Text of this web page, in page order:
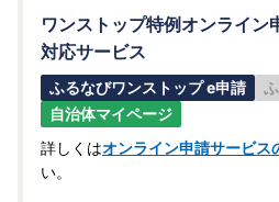
ワンストップ特例オンライン
対応サービス
ふるなびワンストップ e申請
自治体マイページ
詳しくはオンライン申請サービス
い。